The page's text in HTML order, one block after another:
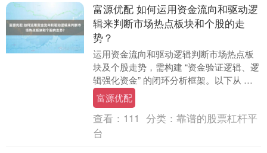
富源优配 如何运用资金流向和驱动逻
辑来判断市场热点板块和个股的走
势？
运用资金流向和驱动逻辑判断市场热点板
块及个股走势，需构建 “资金验证逻辑、逻
辑强化资金” 的闭环分析框架。以下从 核
心指标、验证方法、实战案例 三个维度展
开，结....
富源优配
查看： 111 分类： 靠谱的股票杠杆平
台